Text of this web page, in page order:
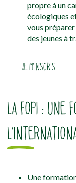
propre à un
écologiques
vous préparer
des jeunes à
JE M’INSCRIS
LA FOPI : UNE
Une